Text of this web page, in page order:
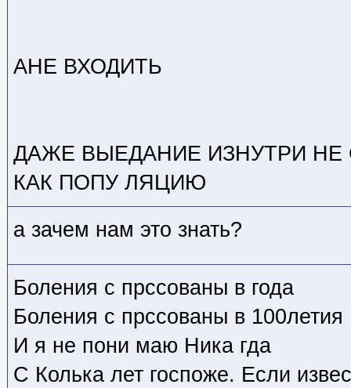
АНЕ ВХОДИТЬ
ДАЖЕ ВЫЕДАНИЕ ИЗНУТРИ
КАК ПОПУ ЛЯЦИЮ
а зачем нам это знать?
Боления с прссованы в года
Боления с прссованы в 100летия
И я не пони маю Ника гда
С Колька лет госпоже. Если